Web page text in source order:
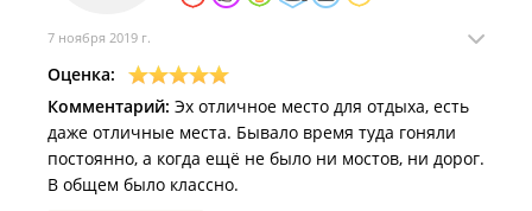
Купаться в Приморье разрешили в 29 местах.
Из Владивостока на остров Попова снова начала ходить
Во Владивостоке из-за непогоды остров Попова временно
остался без сообщения с материком​.
2025 год
7 ноября 2019 г.
Оценка:
Комментарий: Эх отличное место для отдыха, есть
даже отличные места. Бывало время туда гоняли
постоянно, а когда ещё не было ни мостов, ни дорог.
В общем было классно.